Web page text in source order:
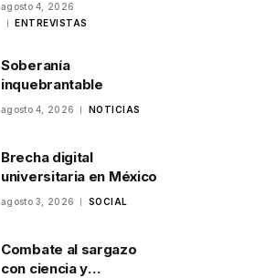
agosto 4, 2026
ENTREVISTAS
Soberanía
inquebrantable
agosto 4, 2026 NOTICIAS
Brecha digital
universitaria en México
agosto 3, 2026 SOCIAL
Combate al sargazo
con ciencia y